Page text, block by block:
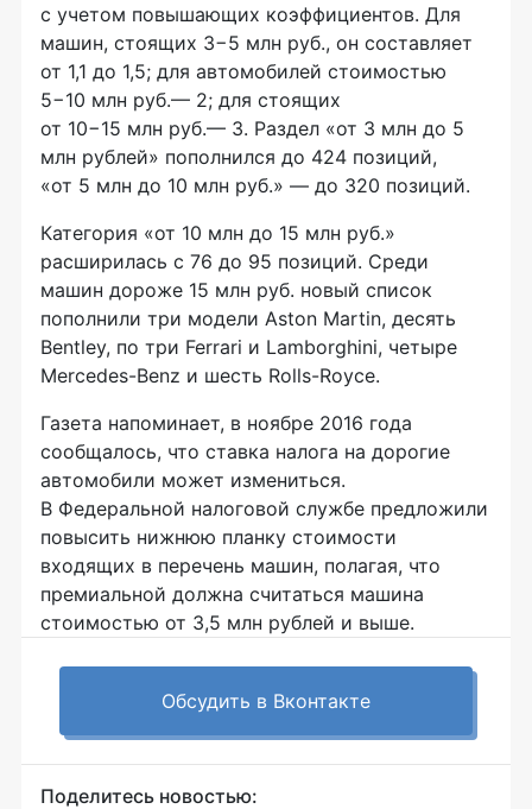
с учетом повышающих коэффициентов. Для
машин, стоящих 3−5 млн руб., он составляет
от 1,1 до 1,5; для автомобилей стоимостью
5−10 млн руб.— 2; для стоящих
от 10−15 млн руб.— 3. Раздел «от 3 млн до 5
млн рублей» пополнился до 424 позиций,
«от 5 млн до 10 млн руб.» — до 320 позиций.
Категория «от 10 млн до 15 млн руб.»
расширилась с 76 до 95 позиций. Среди
машин дороже 15 млн руб. новый список
пополнили три модели Aston Martin, десять
Bentley, по три Ferrari и Lamborghini, четыре
Mercedes-Benz и шесть Rolls-Royce.
Газета напоминает, в ноябре 2016 года
сообщалось, что ставка налога на дорогие
автомобили может измениться.
В Федеральной налоговой службе предложили
повысить нижнюю планку стоимости
входящих в перечень машин, полагая, что
премиальной должна считаться машина
стоимостью от 3,5 млн рублей и выше.
Обсудить в Вконтакте
Поделитесь новостью: